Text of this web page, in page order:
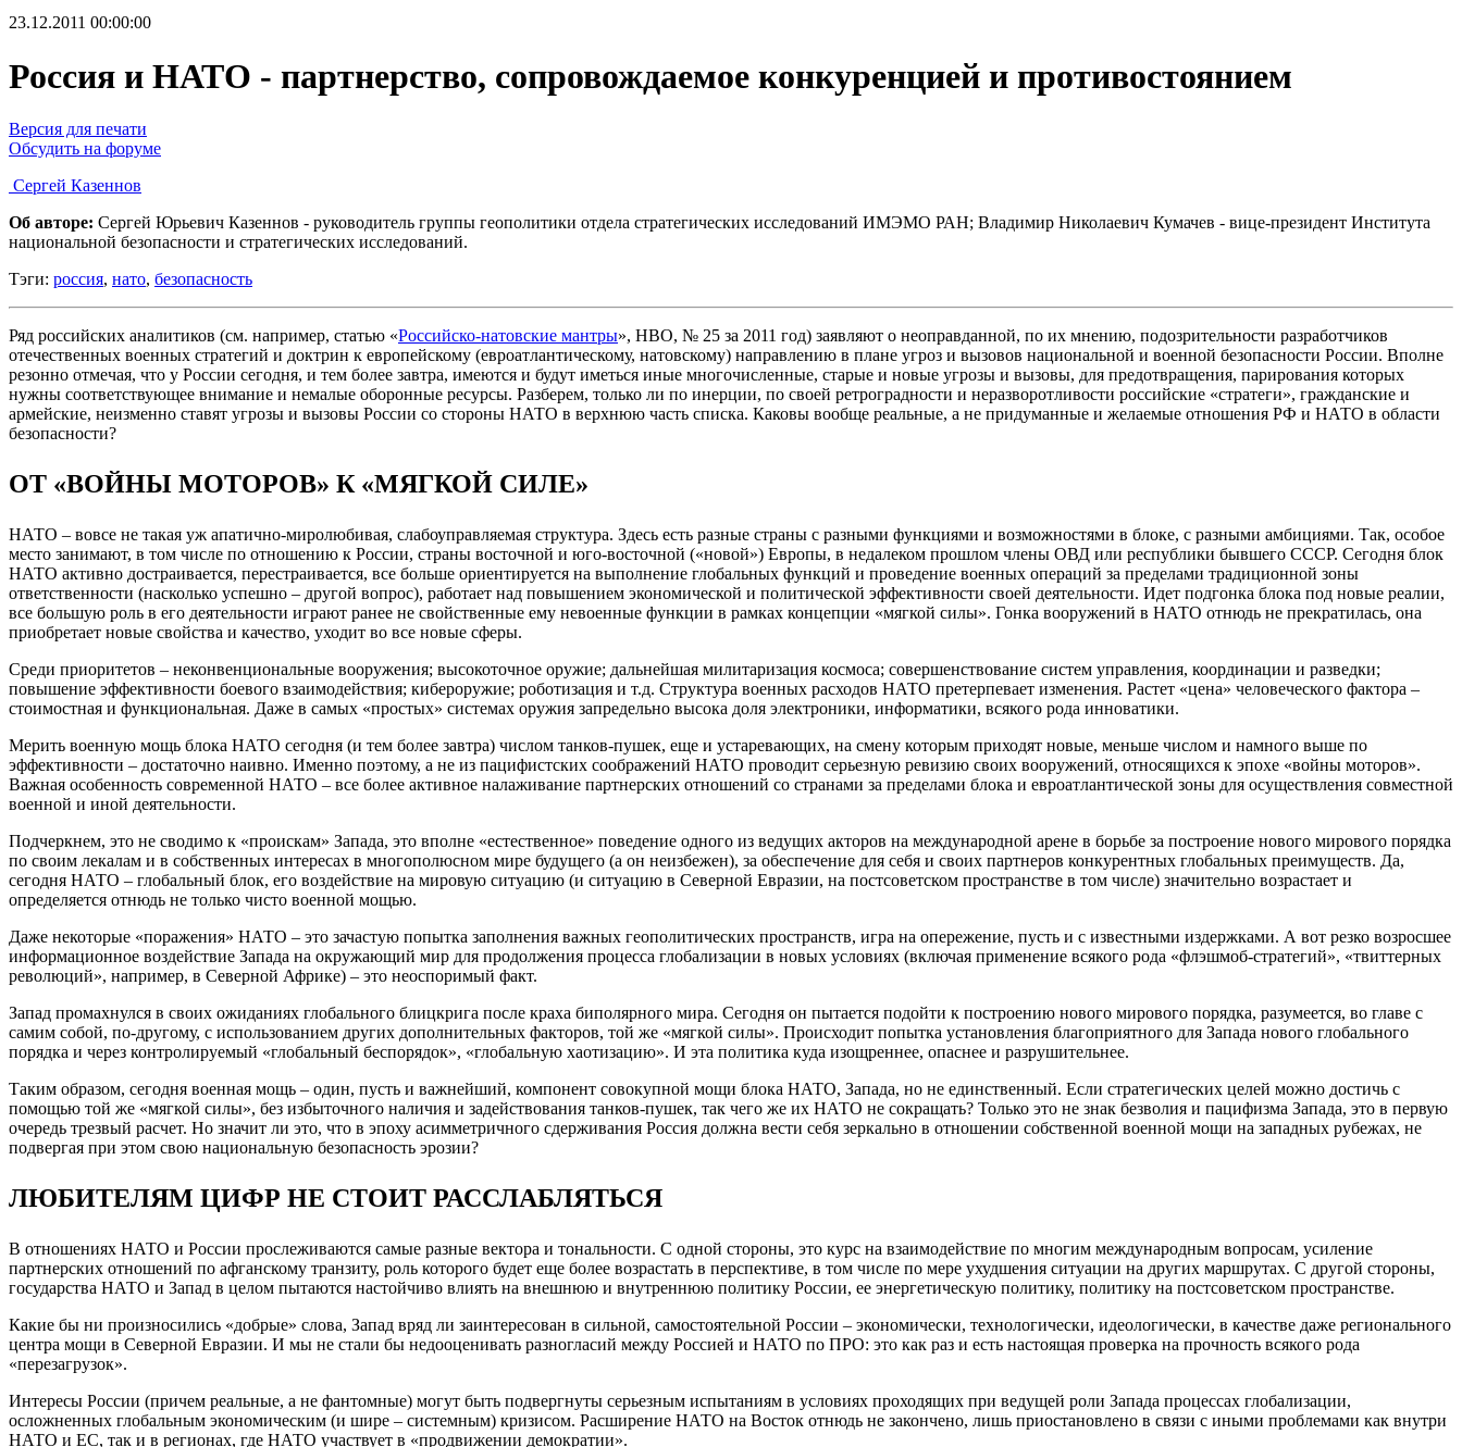
23.12.2011 00:00:00
Россия и НАТО - партнерство, сопровождаемое конкуренцией и противостоянием
Версия для печати
Обсудить на форуме
Сергей Казеннов
Об авторе: Сергей Юрьевич Казеннов - руководитель группы геополитики отдела стратегических исследований ИМЭМО РАН; Владимир Николаевич Кумачев - вице-президент Института
национальной безопасности и стратегических исследований.
Тэги: россия, нато, безопасность
Ряд российских аналитиков (см. например, статью «Российско-натовские мантры», НВО, № 25 за 2011 год) заявляют о неоправданной, по их мнению, подозрительности разработчиков
отечественных военных стратегий и доктрин к европейскому (евроатлантическому, натовскому) направлению в плане угроз и вызовов национальной и военной безопасности России. Вполне
резонно отмечая, что у России сегодня, и тем более завтра, имеются и будут иметься иные многочисленные, старые и новые угрозы и вызовы, для предотвращения, парирования которых
нужны соответствующее внимание и немалые оборонные ресурсы. Разберем, только ли по инерции, по своей ретроградности и неразворотливости российские «стратеги», гражданские и
армейские, неизменно ставят угрозы и вызовы России со стороны НАТО в верхнюю часть списка. Каковы вообще реальные, а не придуманные и желаемые отношения РФ и НАТО в области
безопасности?
ОТ «ВОЙНЫ МОТОРОВ» К «МЯГКОЙ СИЛЕ»
НАТО – вовсе не такая уж апатично-миролюбивая, слабоуправляемая структура. Здесь есть разные страны с разными функциями и возможностями в блоке, с разными амбициями. Так, особое
место занимают, в том числе по отношению к России, страны восточной и юго-восточной («новой») Европы, в недалеком прошлом члены ОВД или республики бывшего СССР. Сегодня блок
НАТО активно достраивается, перестраивается, все больше ориентируется на выполнение глобальных функций и проведение военных операций за пределами традиционной зоны
ответственности (насколько успешно – другой вопрос), работает над повышением экономической и политической эффективности своей деятельности. Идет подгонка блока под новые реалии,
все большую роль в его деятельности играют ранее не свойственные ему невоенные функции в рамках концепции «мягкой силы». Гонка вооружений в НАТО отнюдь не прекратилась, она
приобретает новые свойства и качество, уходит во все новые сферы.
Среди приоритетов – неконвенциональные вооружения; высокоточное оружие; дальнейшая милитаризация космоса; совершенствование систем управления, координации и разведки;
повышение эффективности боевого взаимодействия; кибероружие; роботизация и т.д. Структура военных расходов НАТО претерпевает изменения. Растет «цена» человеческого фактора –
стоимостная и функциональная. Даже в самых «простых» системах оружия запредельно высока доля электроники, информатики, всякого рода инноватики.
Мерить военную мощь блока НАТО сегодня (и тем более завтра) числом танков-пушек, еще и устаревающих, на смену которым приходят новые, меньше числом и намного выше по
эффективности – достаточно наивно. Именно поэтому, а не из пацифистских соображений НАТО проводит серьезную ревизию своих вооружений, относящихся к эпохе «войны моторов».
Важная особенность современной НАТО – все более активное налаживание партнерских отношений со странами за пределами блока и евроатлантической зоны для осуществления совместной
военной и иной деятельности.
Подчеркнем, это не сводимо к «проискам» Запада, это вполне «естественное» поведение одного из ведущих акторов на международной арене в борьбе за построение нового мирового порядка
по своим лекалам и в собственных интересах в многополюсном мире будущего (а он неизбежен), за обеспечение для себя и своих партнеров конкурентных глобальных преимуществ. Да,
сегодня НАТО – глобальный блок, его воздействие на мировую ситуацию (и ситуацию в Северной Евразии, на постсоветском пространстве в том числе) значительно возрастает и
определяется отнюдь не только чисто военной мощью.
Даже некоторые «поражения» НАТО – это зачастую попытка заполнения важных геополитических пространств, игра на опережение, пусть и с известными издержками. А вот резко возросшее
информационное воздействие Запада на окружающий мир для продолжения процесса глобализации в новых условиях (включая применение всякого рода «флэшмоб-стратегий», «твиттерных
революций», например, в Северной Африке) – это неоспоримый факт.
Запад промахнулся в своих ожиданиях глобального блицкрига после краха биполярного мира. Сегодня он пытается подойти к построению нового мирового порядка, разумеется, во главе с
самим собой, по-другому, с использованием других дополнительных факторов, той же «мягкой силы». Происходит попытка установления благоприятного для Запада нового глобального
порядка и через контролируемый «глобальный беспорядок», «глобальную хаотизацию». И эта политика куда изощреннее, опаснее и разрушительнее.
Таким образом, сегодня военная мощь – один, пусть и важнейший, компонент совокупной мощи блока НАТО, Запада, но не единственный. Если стратегических целей можно достичь с
помощью той же «мягкой силы», без избыточного наличия и задействования танков-пушек, так чего же их НАТО не сокращать? Только это не знак безволия и пацифизма Запада, это в первую
очередь трезвый расчет. Но значит ли это, что в эпоху асимметричного сдерживания Россия должна вести себя зеркально в отношении собственной военной мощи на западных рубежах, не
подвергая при этом свою национальную безопасность эрозии?
ЛЮБИТЕЛЯМ ЦИФР НЕ СТОИТ РАССЛАБЛЯТЬСЯ
В отношениях НАТО и России прослеживаются самые разные вектора и тональности. С одной стороны, это курс на взаимодействие по многим международным вопросам, усиление
партнерских отношений по афганскому транзиту, роль которого будет еще более возрастать в перспективе, в том числе по мере ухудшения ситуации на других маршрутах. С другой стороны,
государства НАТО и Запад в целом пытаются настойчиво влиять на внешнюю и внутреннюю политику России, ее энергетическую политику, политику на постсоветском пространстве.
Какие бы ни произносились «добрые» слова, Запад вряд ли заинтересован в сильной, самостоятельной России – экономически, технологически, идеологически, в качестве даже регионального
центра мощи в Северной Евразии. И мы не стали бы недооценивать разногласий между Россией и НАТО по ПРО: это как раз и есть настоящая проверка на прочность всякого рода
«перезагрузок».
Интересы России (причем реальные, а не фантомные) могут быть подвергнуты серьезным испытаниям в условиях проходящих при ведущей роли Запада процессах глобализации,
осложненных глобальным экономическим (и шире – системным) кризисом. Расширение НАТО на Восток отнюдь не закончено, лишь приостановлено в связи с иными проблемами как внутри
НАТО и ЕС, так и в регионах, где НАТО участвует в «продвижении демократии».